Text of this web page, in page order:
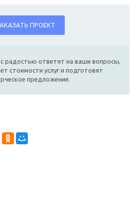
ПРОЕКТ
радостью ответят на ваши вопросы,
стоимости услуг и подготовят
предложение.